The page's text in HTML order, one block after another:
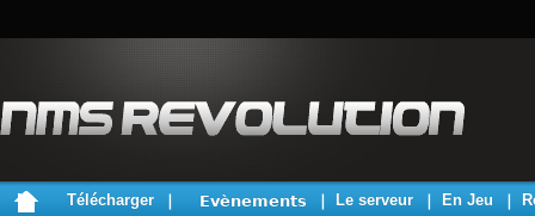
Télécharger Evènements Le serveur En Jeu